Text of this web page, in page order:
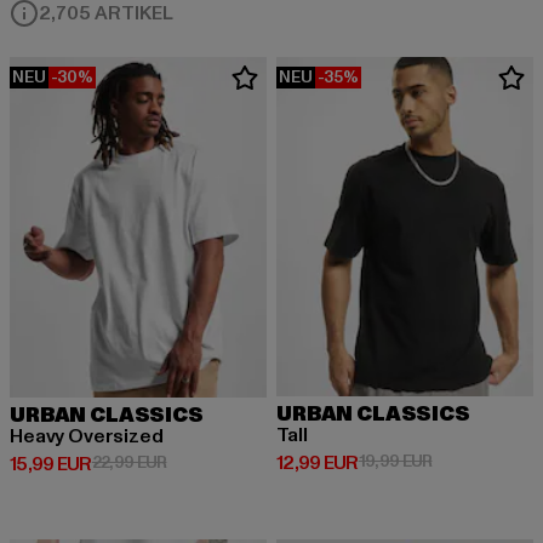
2,705 ARTIKEL
NEU -30%
URBAN CLASSICS
Heavy Oversized
15,99 EUR
Derzeitiger Preis: 15,99 EUR
22,99 EURAktionspreis: 22,99 EUR
NEU -35%
URBAN CLASSICS
Tall
12,99 EUR
Derzeitiger Preis: 12,99 EUR
19,99 EURAktionspreis: